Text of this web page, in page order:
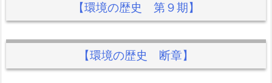
【環境の歴史 第９期】
【環境の歴史 断章】